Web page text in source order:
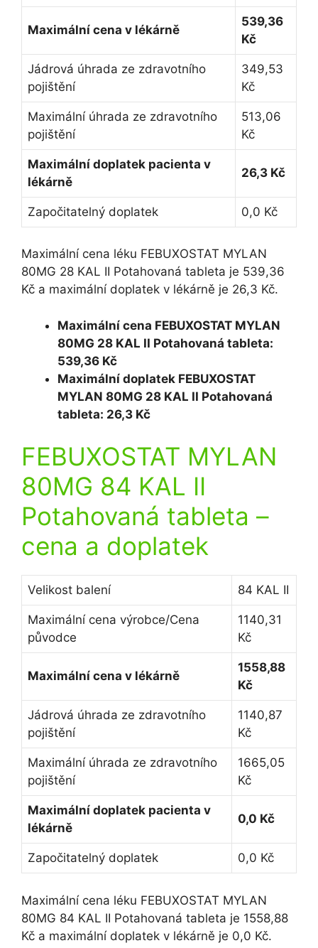
Maximální cena v lékárně
539,36
Kč
Jádrová úhrada ze zdravotního
pojištění
349,53
Kč
Maximální úhrada ze zdravotního
pojištění
513,06
Kč
Maximální doplatek pacienta v
lékárně
26,3 Kč
Započitatelný doplatek 0,0 Kč
Maximální cena léku FEBUXOSTAT MYLAN
80MG 28 KAL II Potahovaná tableta je 539,36
Kč a maximální doplatek v lékárně je 26,3 Kč.
Maximální cena FEBUXOSTAT MYLAN
80MG 28 KAL II Potahovaná tableta:
539,36 Kč
Maximální doplatek FEBUXOSTAT
MYLAN 80MG 28 KAL II Potahovaná
tableta: 26,3 Kč
FEBUXOSTAT MYLAN
80MG 84 KAL II
Potahovaná tableta –
cena a doplatek
Velikost balení 84 KAL II
Maximální cena výrobce/Cena
původce
1140,31
Kč
Maximální cena v lékárně
1558,88
Kč
Jádrová úhrada ze zdravotního
pojištění
1140,87
Kč
Maximální úhrada ze zdravotního
pojištění
1665,05
Kč
Maximální doplatek pacienta v
lékárně
0,0 Kč
Započitatelný doplatek 0,0 Kč
Maximální cena léku FEBUXOSTAT MYLAN
80MG 84 KAL II Potahovaná tableta je 1558,88
Kč a maximální doplatek v lékárně je 0,0 Kč.